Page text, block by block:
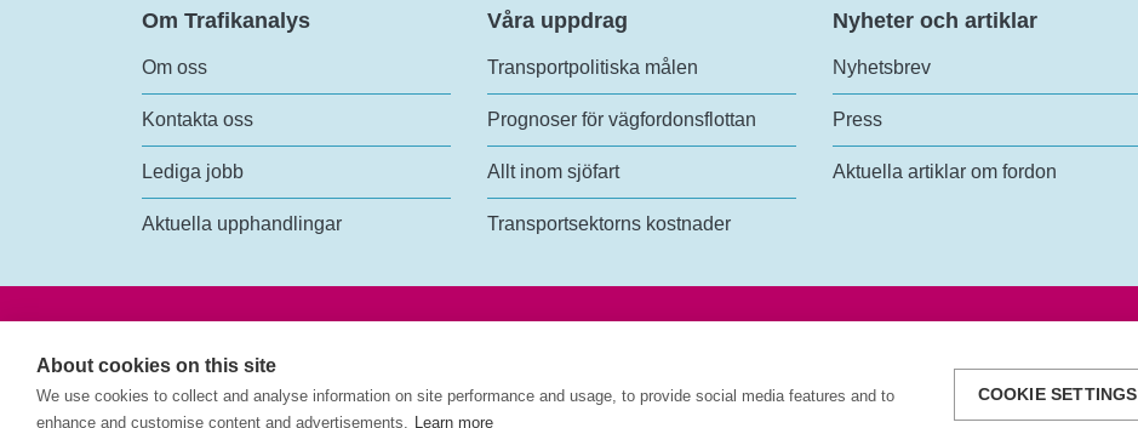
About cookies on this site
We use cookies to collect and analyse information on site performance and usage, to provide social media features and to
enhance and customise content and advertisements. Learn more
COOKIE SETTINGS
Om Trafikanalys
Om oss
Kontakta oss
Lediga jobb
Aktuella upphandlingar
Våra uppdrag
Transportpolitiska målen
Prognoser för vägfordonsflottan
Allt inom sjöfart
Transportsektorns kostnader
Nyheter och artiklar
Nyhetsbrev
Press
Aktuella artiklar om fordon
118 63 Stockholm
trafikanalys@trafa.se
Tillgänglighetsredogörelse